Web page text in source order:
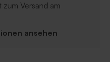
Versand am
ansehen